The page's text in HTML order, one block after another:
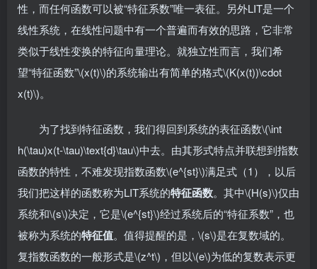
性，而任何函数可以被“特征系数”唯一表征。另外LIT是一个
线性系统，在线性问题中有一个普遍而有效的思路，它非常
类似于线性变换的特征向量理论。就独立性而言，我们希
望“特征函数”\(x(t)\)的系统输出有简单的格式\(K(x(t))\cdot
x(t)\)。
为了找到特征函数，我们得回到系统的表征函数\(\int
h(\tau)x(t-\tau)\text{d}\tau\)中去。由其形式特点并联想到指数
函数的特性，不难发现指数函数\(e^{st}\)满足式（1），以后
我们把这样的函数称为LIT系统的特征函数。其中\(H(s)\)仅由
系统和\(s\)决定，它是\(e^{st}\)经过系统后的“特征系数”，也
被称为系统的特征值。值得提醒的是，\(s\)是在复数域的。
复指数函数的一般形式是\(z^t\)，但以\(e\)为低的复数表示更